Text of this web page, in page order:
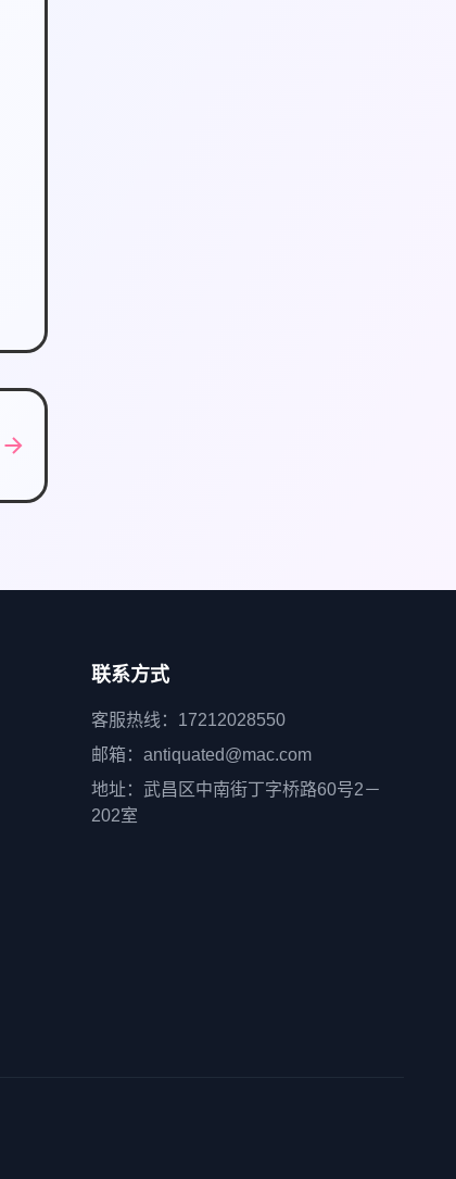
联系方式
客服热线：17212028550
邮箱：antiquated@mac.com
地址：武昌区中南街丁字桥路60号2－
202室